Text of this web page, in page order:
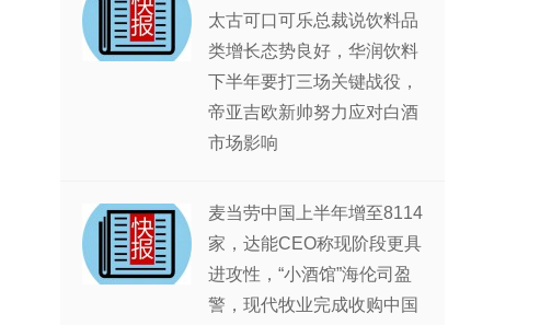
太古可口可乐总裁说饮料品
类增长态势良好，华润饮料
下半年要打三场关键战役，
帝亚吉欧新帅努力应对白酒
市场影响
麦当劳中国上半年增至8114
家，达能CEO称现阶段更具
进攻性，“小酒馆”海伦司盈
警，现代牧业完成收购中国